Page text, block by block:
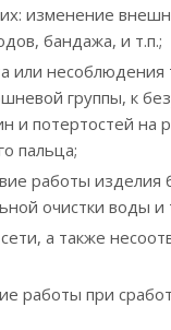
изменение
бандажа, и т.п.;
несоблюдения
группы, к
и потертостей на
пальца;
работы изделия
очистки воды и
а также
работы при